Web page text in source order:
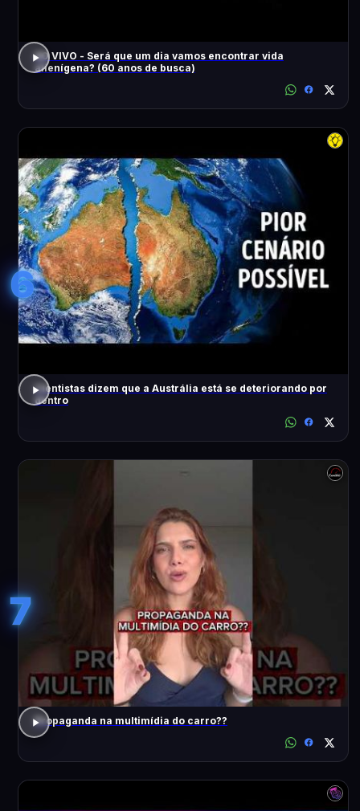
AO VIVO - Será que um dia vamos encontrar vida
alienígena? (60 anos de busca)
6
Cientistas dizem que a Austrália está se deteriorando por
dentro
7
Propaganda na multimídia do carro??